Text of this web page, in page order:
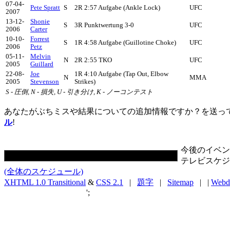
07-04-
2007
Pete Spratt S 2R 2:57 Aufgabe (Ankle Lock)
UFC
13-12-
2006
Shonie
Carter
S 3R Punktwertung 3-0
UFC
10-10-
2006
Forrest
Petz
S 1R 4:58 Aufgabe (Guillotine Choke)
UFC
05-11-
2005
Melvin
Guillard
N 2R 2:55 TKO
UFC
22-08-
2005
Joe
Stevenson
N
1R 4:10 Aufgabe (Tap Out, Elbow
Strikes)
MMA
S - 圧倒, N - 損失, U - 引き分け, K - ノーコンテスト
あなたがぶちミスや結果についての追加情報ですか？を送っ
ル!
今後のイベ
テレビスケ
(全体のスケジュール)
XHTML 1.0 Transitional & CSS 2.1 | 題字 | Sitemap | |
';